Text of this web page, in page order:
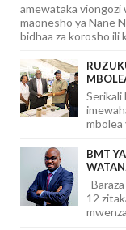
amewataka viongozi
maonesho ya Nane
bidhaa za korosho ili
Serikali
mbolea
BMT
12